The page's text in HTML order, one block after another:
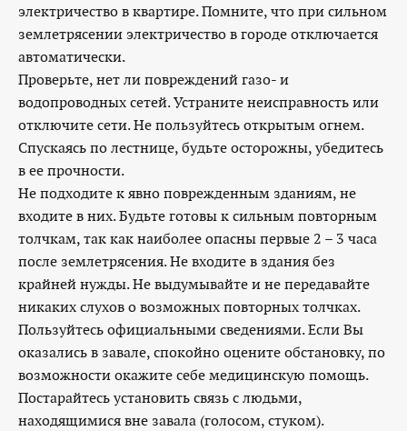
электричество в квартире. Помните, что при сильном
землетрясении электричество в городе отключается
автоматически.
Проверьте, нет ли повреждений газо- и
водопроводных сетей. Устраните неисправность или
отключите сети. Не пользуйтесь открытым огнем.
Спускаясь по лестнице, будьте осторожны, убедитесь
в ее прочности.
Не подходите к явно поврежденным зданиям, не
входите в них. Будьте готовы к сильным повторным
толчкам, так как наиболее опасны первые 2 – 3 часа
после землетрясения. Не входите в здания без
крайней нужды. Не выдумывайте и не передавайте
никаких слухов о возможных повторных толчках.
Пользуйтесь официальными сведениями. Если Вы
оказались в завале, спокойно оцените обстановку, по
возможности окажите себе медицинскую помощь.
Постарайтесь установить связь с людьми,
находящимися вне завала (голосом, стуком).